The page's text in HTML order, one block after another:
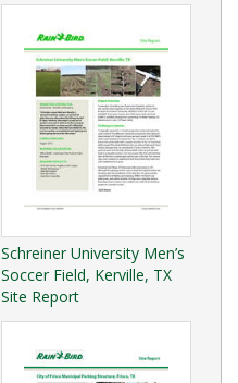
Schreiner University Men’s
Soccer Field, Kerville, TX
Site Report